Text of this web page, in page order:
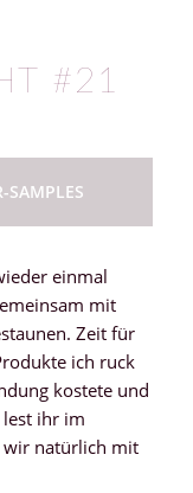
#21
SAMPLES
einmal
mit
Zeit für
ich ruck
kostete und
lest ihr im
wir natürlich mit